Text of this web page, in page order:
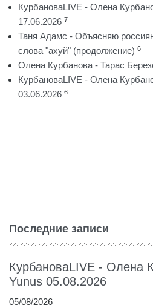
КурбановаLIVE - Олена
17.06.2026 7
Таня Адамс - Объясняю
слова "ахуй" (продолжение) 6
Олена Курбанова - Тарас
КурбановаLIVE - Олена
03.06.2026 6
Последние записи
КурбановаLIVE - Олена
Yunus 05.08.2026
05/08/2026